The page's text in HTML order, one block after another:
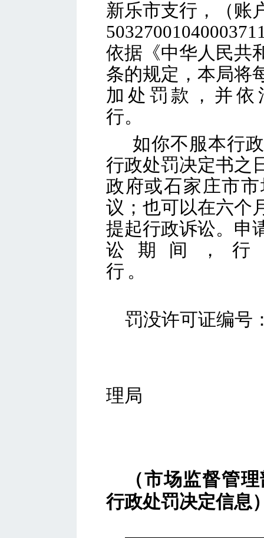
新乐市支行，（账
依据《中华人民共
条的规定，本局将
加处罚款，并
行
如你不服本行
行政处罚决定书之
政府或石家庄市
议；也可以在六个
提起行政诉讼。申
讼期间，
罚没许可证编号
理局
（市场监督管
行政处罚决定信息